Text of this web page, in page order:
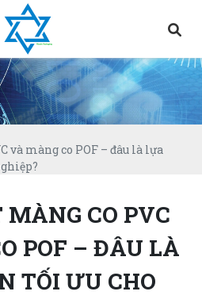
và màng co POF – đâu là lựa
CO PVC
POF – ĐÂU LÀ
TỐI ƯU CHO